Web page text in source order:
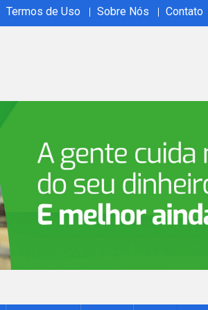
Termos de Uso Sobre Nós Contato